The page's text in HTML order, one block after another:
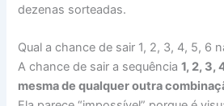
dezenas sorteadas.
Qual a chance de sair 1, 2, 3, 4, 5, 6
A chance de sair a sequência1, 2, 3,
mesma de qualquer outra